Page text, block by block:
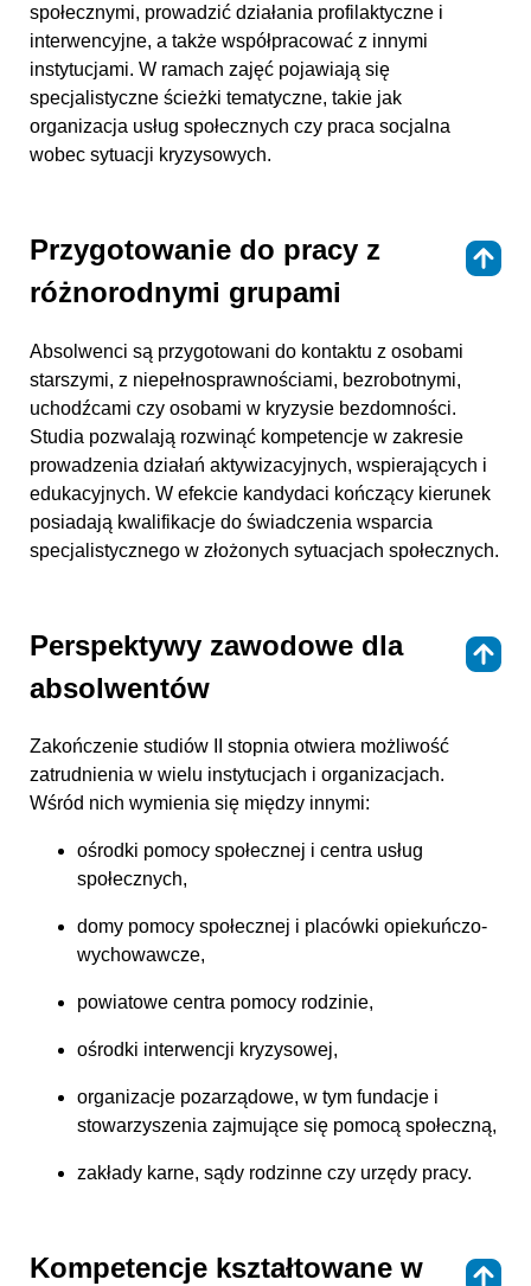
społecznymi, prowadzić działania profilaktyczne i
interwencyjne, a także współpracować z innymi
instytucjami. W ramach zajęć pojawiają się
specjalistyczne ścieżki tematyczne, takie jak
organizacja usług społecznych czy praca socjalna
wobec sytuacji kryzysowych.
Przygotowanie do pracy z
różnorodnymi grupami
Absolwenci są przygotowani do kontaktu z osobami
starszymi, z niepełnosprawnościami, bezrobotnymi,
uchodźcami czy osobami w kryzysie bezdomności.
Studia pozwalają rozwinąć kompetencje w zakresie
prowadzenia działań aktywizacyjnych, wspierających i
edukacyjnych. W efekcie kandydaci kończący kierunek
posiadają kwalifikacje do świadczenia wsparcia
specjalistycznego w złożonych sytuacjach społecznych.
Perspektywy zawodowe dla
absolwentów
Zakończenie studiów II stopnia otwiera możliwość
zatrudnienia w wielu instytucjach i organizacjach.
Wśród nich wymienia się między innymi:
ośrodki pomocy społecznej i centra usług
społecznych,
domy pomocy społecznej i placówki opiekuńczo-
wychowawcze,
powiatowe centra pomocy rodzinie,
ośrodki interwencji kryzysowej,
organizacje pozarządowe, w tym fundacje i
stowarzyszenia zajmujące się pomocą społeczną,
zakłady karne, sądy rodzinne czy urzędy pracy.
Kompetencje kształtowane w